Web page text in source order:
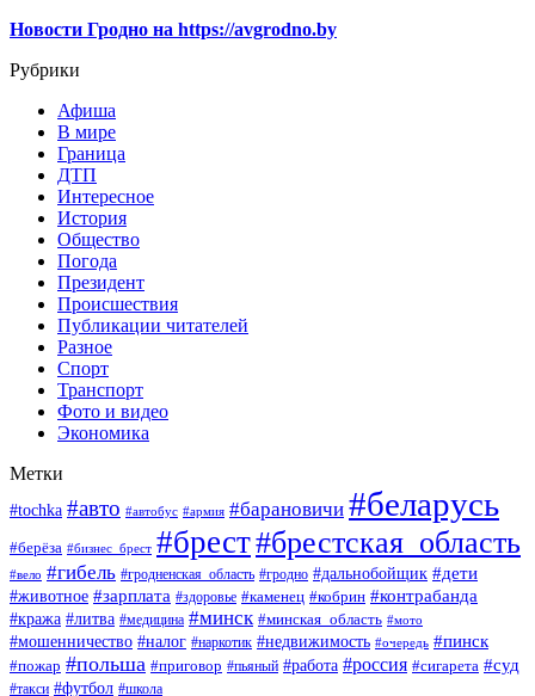
Новости Гродно на https://avgrodno.by
Рубрики
Афиша
В мире
Граница
ДТП
Интересное
История
Общество
Погода
Президент
Происшествия
Публикации читателей
Разное
Спорт
Транспорт
Фото и видео
Экономика
Метки
#tochka #авто #автобус #армия #барановичи #беларусь
#берёза #бизнес_брест #брест#брестская_область
#вело #гибель #гродненская_область #гродно #дальнобойщик #дети
#животное #зарплата #здоровье #каменец #кобрин #контрабанда
#кража #литва #медицина #минск #минская_область #мото
#мошенничество #налог #наркотик #недвижимость #очередь #пинск
#пожар #польша #приговор #пьяный #работа #россия #сигарета #суд
#такси #футбол #школа